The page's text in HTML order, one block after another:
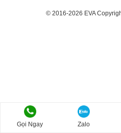
© 2016-2026 EVA
Gọi Ngay Zalo